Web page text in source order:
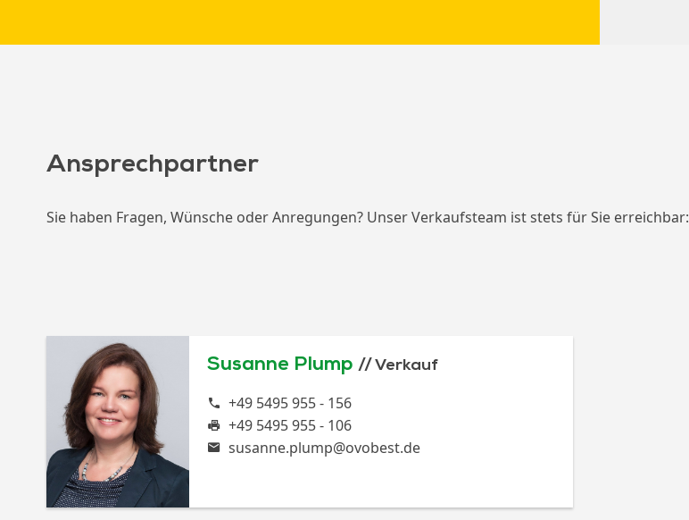
Ansprechpartner
Sie haben Fragen, Wünsche oder Anregungen? Unser Verkaufsteam ist stets für Sie erreichbar:
Susanne Plump Verkauf
+49 5495 955 - 156
+49 5495 955 - 106
susanne.plump@ovobest.de